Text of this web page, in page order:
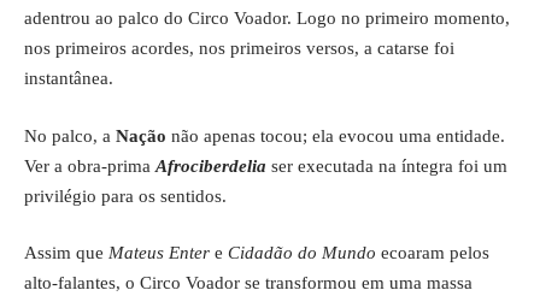
adentrou ao palco do Circo Voador. Logo no primeiro momento,
nos primeiros acordes, nos primeiros versos, a catarse foi
instantânea.
No palco, a Nação não apenas tocou; ela evocou uma entidade.
Ver a obra-prima Afrociberdelia ser executada na íntegra foi um
privilégio para os sentidos.
Assim que Mateus Enter e Cidadão do Mundo ecoaram pelos
alto-falantes, o Circo Voador se transformou em uma massa